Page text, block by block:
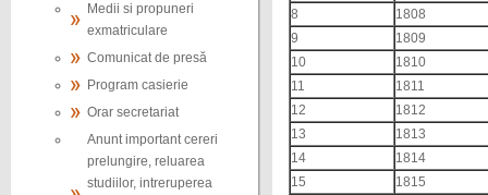
Medii si propuneri
exmatriculare
Comunicat de presă
Program casierie
Orar secretariat
Anunt important cereri
prelungire, reluarea
studiilor, intreruperea
8
1808
9
1809
10
1810
11
1811
12
1812
13
1813
14
1814
15
1815